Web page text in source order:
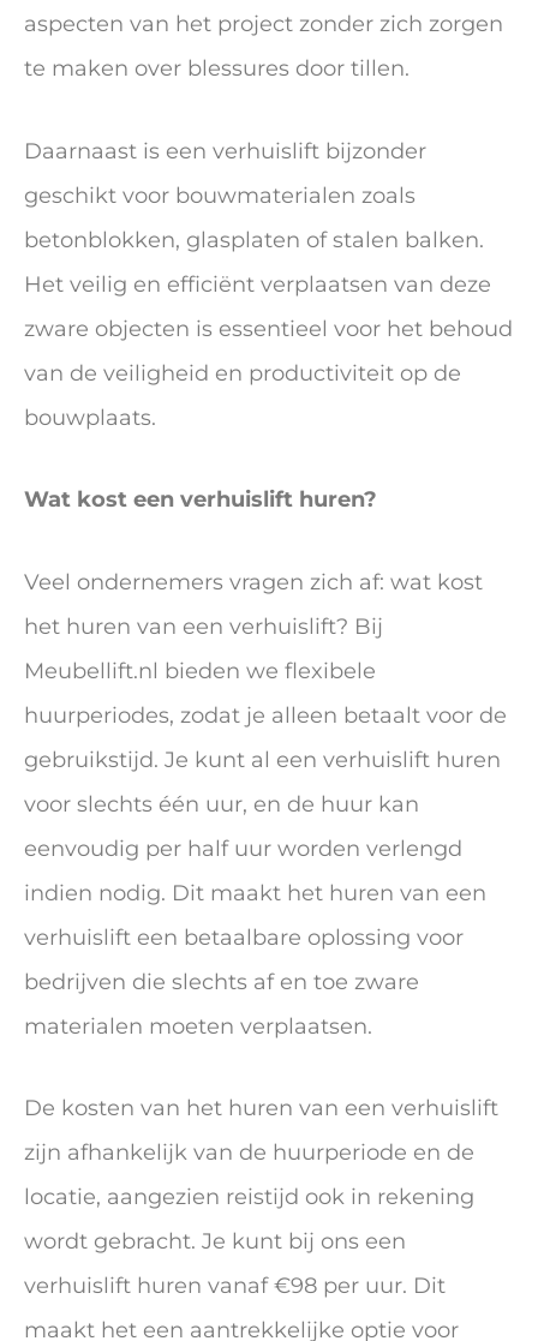
aspecten van het project zonder zich zorgen
te maken over blessures door tillen.
Daarnaast is een verhuislift bijzonder
geschikt voor bouwmaterialen zoals
betonblokken, glasplaten of stalen balken.
Het veilig en efficiënt verplaatsen van deze
zware objecten is essentieel voor het behoud
van de veiligheid en productiviteit op de
bouwplaats.
Wat kost een verhuislift huren?
Veel ondernemers vragen zich af: wat kost
het huren van een verhuislift? Bij
Meubellift.nl bieden we flexibele
huurperiodes, zodat je alleen betaalt voor de
gebruikstijd. Je kunt al een verhuislift huren
voor slechts één uur, en de huur kan
eenvoudig per half uur worden verlengd
indien nodig. Dit maakt het huren van een
verhuislift een betaalbare oplossing voor
bedrijven die slechts af en toe zware
materialen moeten verplaatsen.
De kosten van het huren van een verhuislift
zijn afhankelijk van de huurperiode en de
locatie, aangezien reistijd ook in rekening
wordt gebracht. Je kunt bij ons een
verhuislift huren vanaf €98 per uur. Dit
maakt het een aantrekkelijke optie voor